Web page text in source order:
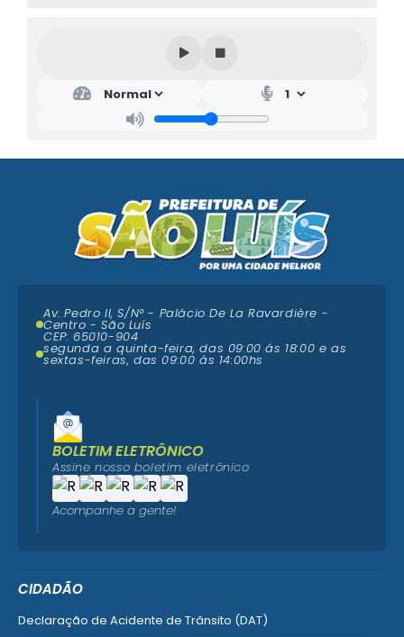
CIDADÃO
Declaração de Acidente de Trânsito (DAT)
Av. Pedro II, S/N° - Palácio De La Ravardière -
Centro - São Luís
CEP: 65010-904
segunda a quinta-feira, das 09:00 ás 18:00 e as
sextas-feiras, das 09:00 às 14:00hs
BOLETIM ELETRÔNICO
Assine nosso boletim eletrônico
Acompanhe a gente!